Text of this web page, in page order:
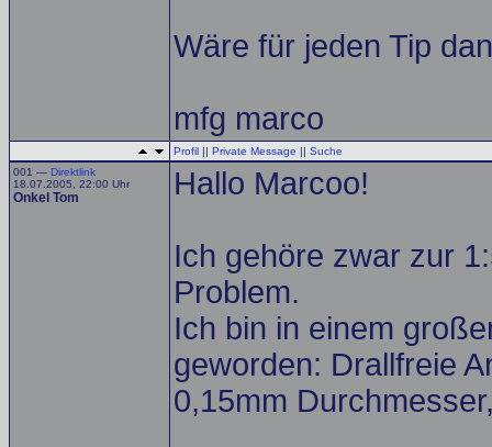
Wäre für jeden Tip
mfg marco
Profil || Private Message || Suche
001 — Direktlink
18.07.2005, 22:00 Uhr
Onkel Tom Hallo Marcoo!
Ich gehöre zwar zur
Problem.
Ich bin in einem
geworden: Drallfreie
0,15mm